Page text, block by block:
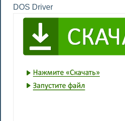
DOS Driver